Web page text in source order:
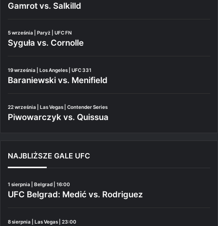
Gamrot vs. Salkilld
5 września | Paryż | UFC FN
Syguła vs. Cornolle
19 września | Los Angeles | UFC 331
Baraniewski vs. Menifield
22 września | Las Vegas | Contender Series
Piwowarczyk vs. Quissua
NAJBLIŻSZE GALE UFC
1 sierpnia | Belgrad | 16:00
UFC Belgrad: Medić vs. Rodriguez
8 sierpnia | Las Vegas | 23:00